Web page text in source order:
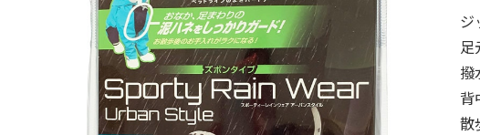
ジ
足
撥
背
散